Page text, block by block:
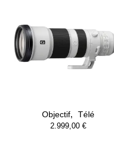
Objectif,
Télé
2.999,00 €